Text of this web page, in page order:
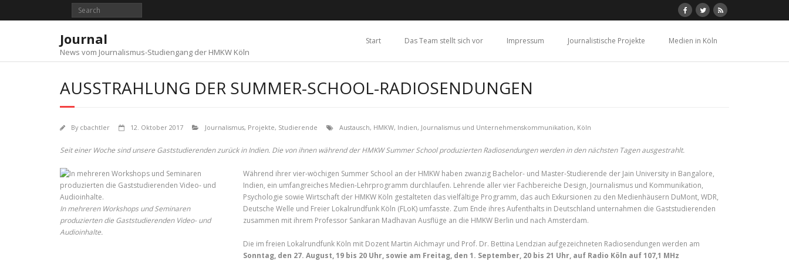
Journal
News vom Journalismus-Studiengang der HMKW Köln
Start Das Team stellt sich vor Impressum Journalistische Projekte Medien in Köln
AUSSTRAHLUNG DER SUMMER-SCHOOL-RADIOSENDUNGEN
By cbachtler 12. Oktober 2017 Journalismus, Projekte, Studierende Austausch, HMKW, Indien, Journalismus und Unternehmenskommunikation, Köln
Seit einer Woche sind unsere Gaststudierenden zurück in Indien. Die von ihnen während der HMKW Summer School produzierten Radiosendungen werden in den nächsten Tagen ausgestrahlt.
In mehreren Workshops und Seminaren
produzierten die Gaststudierenden Video- und
Audioinhalte.
Während ihrer vier-wöchigen Summer School an der HMKW haben zwanzig Bachelor- und Master-Studierende der Jain University in Bangalore,
Indien, ein umfangreiches Medien-Lehrprogramm durchlaufen. Lehrende aller vier Fachbereiche Design, Journalismus und Kommunikation,
Psychologie sowie Wirtschaft der HMKW Köln gestalteten das vielfältige Programm, das auch Exkursionen zu den Medienhäusern DuMont, WDR,
Deutsche Welle und Freier Lokalrundfunk Köln (FLoK) umfasste. Zum Ende ihres Aufenthalts in Deutschland unternahmen die Gaststudierenden
zusammen mit ihrem Professor Sankaran Madhavan Ausflüge an die HMKW Berlin und nach Amsterdam.
Die im freien Lokalrundfunk Köln mit Dozent Martin Aichmayr und Prof. Dr. Bettina Lendzian aufgezeichneten Radiosendungen werden am
Sonntag, den 27. August, 19 bis 20 Uhr, sowie am Freitag, den 1. September, 20 bis 21 Uhr, auf Radio Köln auf 107,1 MHz